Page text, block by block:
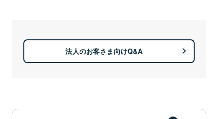
法人のお客さま向けQ&A